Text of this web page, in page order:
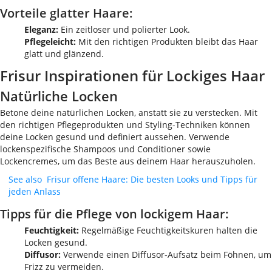
Vorteile glatter Haare:
Eleganz: Ein zeitloser und polierter Look.
Pflegeleicht: Mit den richtigen Produkten bleibt das Haar
glatt und glänzend.
Frisur Inspirationen für Lockiges Haar
Natürliche Locken
Betone deine natürlichen Locken, anstatt sie zu verstecken. Mit
den richtigen Pflegeprodukten und Styling-Techniken können
deine Locken gesund und definiert aussehen. Verwende
lockenspezifische Shampoos und Conditioner sowie
Lockencremes, um das Beste aus deinem Haar herauszuholen.
See also Frisur offene Haare: Die besten Looks und Tipps für
jeden Anlass
Tipps für die Pflege von lockigem Haar:
Feuchtigkeit: Regelmäßige Feuchtigkeitskuren halten die
Locken gesund.
Diffusor: Verwende einen Diffusor-Aufsatz beim Föhnen, um
Frizz zu vermeiden.